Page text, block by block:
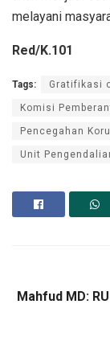
melayani
Red/K.101
Tags: Gratifikasi
Komisi
Pencegahan
Unit
Mahfud MD: